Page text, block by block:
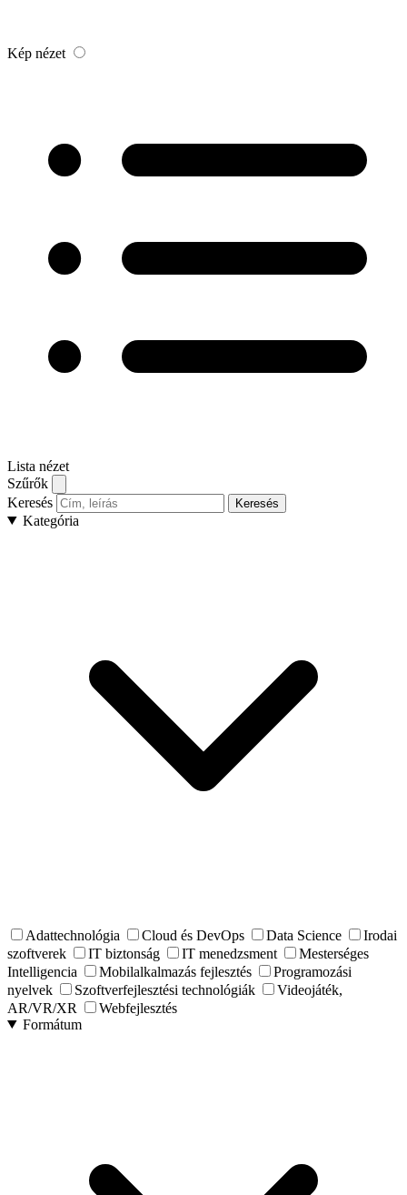
Kép nézet
Lista nézet
Szűrők
Keresés
Keresés
Kategória
Adattechnológia Cloud és DevOps Data Science
Irodai
szoftverek
IT biztonság IT menedzsment
Mesterséges
Intelligencia
Mobilalkalmazás fejlesztés
Programozási
nyelvek
Szoftverfejlesztési technológiák
Videojáték,
AR/VR/XR
Webfejlesztés
Formátum